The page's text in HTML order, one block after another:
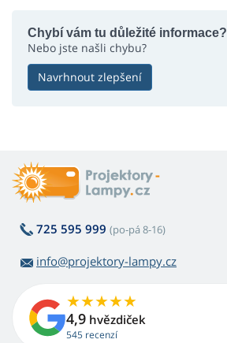
Chybí vám tu důležité informace?
Nebo jste našli chybu?
Navrhnout zlepšení
725 595 999 (po-pá 8-16)
info@projektory-lampy.cz
4,9 hvězdiček
545 recenzí